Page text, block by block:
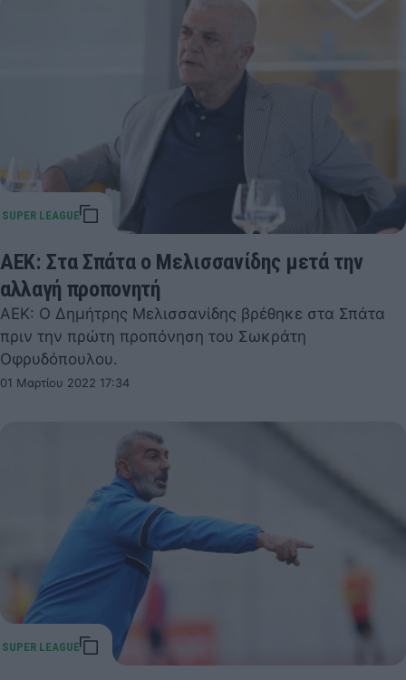
ΑΕΚ: Στα Σπάτα ο Μελισσανίδης μετά την
αλλαγή προπονητή
ΑΕΚ: Ο Δημήτρης Μελισσανίδης βρέθηκε στα Σπάτα
πριν την πρώτη προπόνηση του Σωκράτη
Οφρυδόπουλου.
01 Μαρτίου 2022 17:34